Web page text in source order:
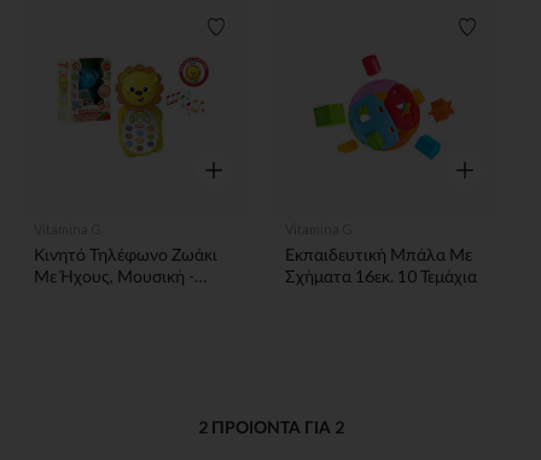
Λίστα προτιμήσεων
Γρήγορη επισκόπηση
Κινητό Τηλέφωνο Ζωάκι
Με Ήχους, Μουσική -
Λίστα
Γρήγορη
Εκπαιδευτική Μπάλα Με
Σχήματα 16εκ. 10 Τεμάχια
2 ΠΡΟΙΌΝΤΑ ΓΙΑ 2